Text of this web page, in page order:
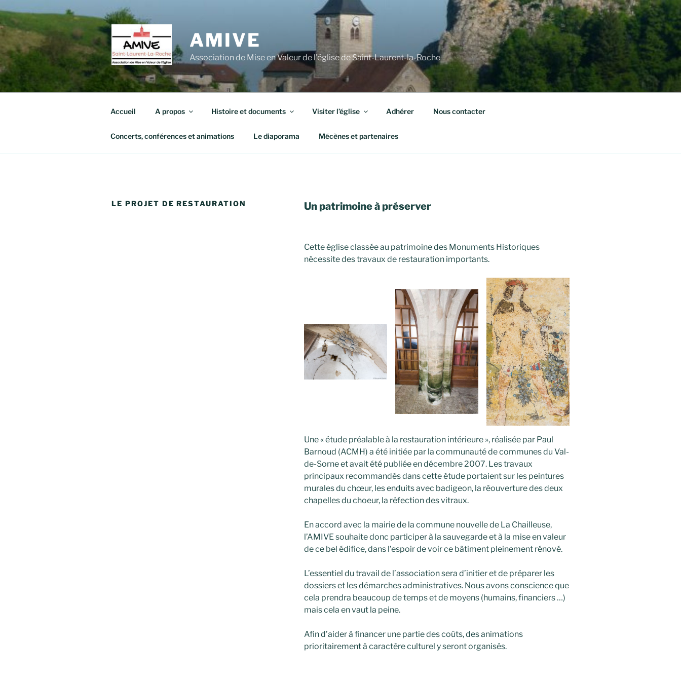
au
contenu
principal
AMIVE
Association de Mise en Valeur de l'église de Saint-Laurent-la-Roche
Accueil A propos Histoire et documents Visiter l’église Adhérer Nous contacter
Concerts, conférences et animations Le diaporama Mécènes et partenaires
LE PROJET DE RESTAURATION Un patrimoine à préserver
Cette église classée au patrimoine des Monuments Historiques
nécessite des travaux de restauration importants.
Une « étude préalable à la restauration intérieure », réalisée par Paul
Barnoud (ACMH) a été initiée par la communauté de communes du Val-
de-Sorne et avait été publiée en décembre 2007. Les travaux
principaux recommandés dans cette étude portaient sur les peintures
murales du chœur, les enduits avec badigeon, la réouverture des deux
chapelles du choeur, la réfection des vitraux.
En accord avec la mairie de la commune nouvelle de La Chailleuse,
l’AMIVE souhaite donc participer à la sauvegarde et à la mise en valeur
de ce bel édifice, dans l’espoir de voir ce bâtiment pleinement rénové.
L’essentiel du travail de l’association sera d’initier et de préparer les
dossiers et les démarches administratives. Nous avons conscience que
cela prendra beaucoup de temps et de moyens (humains, financiers …)
mais cela en vaut la peine.
Afin d’aider à financer une partie des coûts, des animations
prioritairement à caractère culturel y seront organisés.